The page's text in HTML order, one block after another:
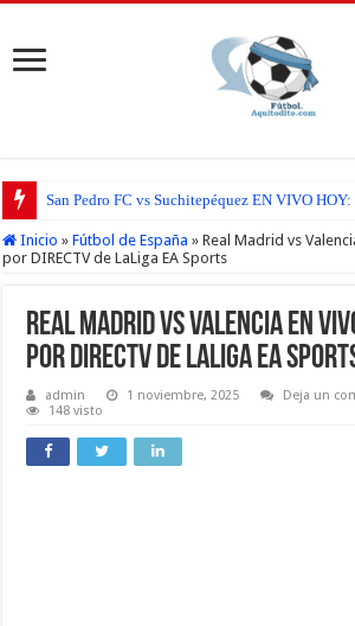
San Pedro FC vs Suchitepéquez EN VIVO
Inicio » Fútbol de España » Real Madrid vs
por DIRECTV de LaLiga EA Sports
Real Madrid vs Valencia EN
por DIRECTV de LaLiga EA
admin 1 noviembre, 2025
Deja un
148 visto